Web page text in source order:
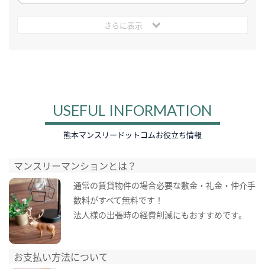
さらに表示
USEFUL INFORMATION
熊本マンスリードットコムお役立ち情報
マンスリーマンションとは？
通常の賃貸物件の場合必要な敷金・礼金・仲介手
数料がすべて無料です！
法人様の出張時の経費削減にもおすすめです。
お支払い方法について